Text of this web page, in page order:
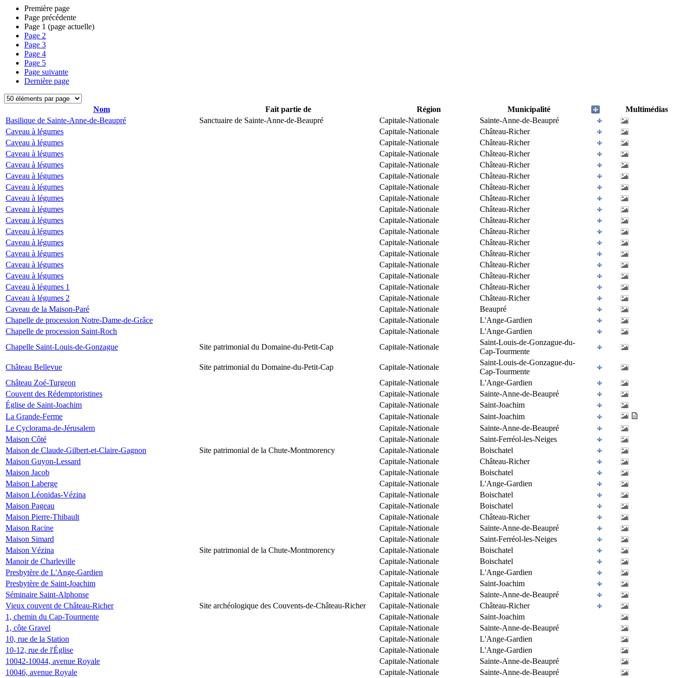
Première page
Page précédente
Page 1 (page actuelle)
Page 2
Page 3
Page 4
Page 5
Page suivante
Dernière page
Nom Fait partie de Région Municipalité
Multimédias
Basilique de Sainte-Anne-de-Beaupré
Sanctuaire de Sainte-Anne-de-Beaupré Capitale-Nationale
Sainte-Anne-de-Beaupré
Caveau à légumes
Capitale-Nationale
Château-Richer
Caveau à légumes
Capitale-Nationale
Château-Richer
Caveau à légumes
Capitale-Nationale
Château-Richer
Caveau à légumes
Capitale-Nationale
Château-Richer
Caveau à légumes
Capitale-Nationale
Château-Richer
Caveau à légumes
Capitale-Nationale
Château-Richer
Caveau à légumes
Capitale-Nationale
Château-Richer
Caveau à légumes
Capitale-Nationale
Château-Richer
Caveau à légumes
Capitale-Nationale
Château-Richer
Caveau à légumes
Capitale-Nationale
Château-Richer
Caveau à légumes
Capitale-Nationale
Château-Richer
Caveau à légumes
Capitale-Nationale
Château-Richer
Caveau à légumes
Capitale-Nationale
Château-Richer
Caveau à légumes
Capitale-Nationale
Château-Richer
Caveau à légumes 1
Capitale-Nationale
Château-Richer
Caveau à légumes 2
Capitale-Nationale
Château-Richer
Caveau de la Maison-Paré
Capitale-Nationale
Beaupré
Chapelle de procession Notre-Dame-de-Grâce
Capitale-Nationale
L'Ange-Gardien
Chapelle de procession Saint-Roch
Capitale-Nationale
L'Ange-Gardien
Chapelle Saint-Louis-de-Gonzague
Site patrimonial du Domaine-du-Petit-Cap Capitale-Nationale
Saint-Louis-de-Gonzague-du-
Cap-Tourmente
Château Bellevue
Site patrimonial du Domaine-du-Petit-Cap Capitale-Nationale
Saint-Louis-de-Gonzague-du-
Cap-Tourmente
Château Zoé-Turgeon
Capitale-Nationale
L'Ange-Gardien
Couvent des Rédemptoristines
Capitale-Nationale
Sainte-Anne-de-Beaupré
Église de Saint-Joachim
Capitale-Nationale
Saint-Joachim
La Grande-Ferme
Capitale-Nationale
Saint-Joachim
Le Cyclorama-de-Jérusalem
Capitale-Nationale
Sainte-Anne-de-Beaupré
Maison Côté
Capitale-Nationale
Saint-Ferréol-les-Neiges
Maison de Claude-Gilbert-et-Claire-Gagnon
Site patrimonial de la Chute-Montmorency Capitale-Nationale
Boischatel
Maison Guyon-Lessard
Capitale-Nationale
Château-Richer
Maison Jacob
Capitale-Nationale
Boischatel
Maison Laberge
Capitale-Nationale
L'Ange-Gardien
Maison Léonidas-Vézina
Capitale-Nationale
Boischatel
Maison Pageau
Capitale-Nationale
Boischatel
Maison Pierre-Thibault
Capitale-Nationale
Château-Richer
Maison Racine
Capitale-Nationale
Sainte-Anne-de-Beaupré
Maison Simard
Capitale-Nationale
Saint-Ferréol-les-Neiges
Maison Vézina
Site patrimonial de la Chute-Montmorency Capitale-Nationale
Boischatel
Manoir de Charleville
Capitale-Nationale
Boischatel
Presbytère de L'Ange-Gardien
Capitale-Nationale
L'Ange-Gardien
Presbytère de Saint-Joachim
Capitale-Nationale
Saint-Joachim
Séminaire Saint-Alphonse
Capitale-Nationale
Sainte-Anne-de-Beaupré
Vieux couvent de Château-Richer
Site archéologique des Couvents-de-Château-Richer Capitale-Nationale
Château-Richer
1, chemin du Cap-Tourmente
Capitale-Nationale
Saint-Joachim
1, côte Gravel
Capitale-Nationale
Sainte-Anne-de-Beaupré
10, rue de la Station
Capitale-Nationale
L'Ange-Gardien
10-12, rue de l'Église
Capitale-Nationale
L'Ange-Gardien
10042-10044, avenue Royale
Capitale-Nationale
Sainte-Anne-de-Beaupré
10046, avenue Royale
Capitale-Nationale Sainte-Anne-de-Beaupré